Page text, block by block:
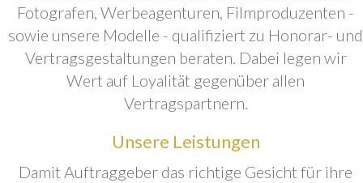
Fotografen, Werbeagenturen, Filmproduzenten -
sowie unsere Modelle - qualifiziert zu Honorar- und
Vertragsgestaltungen beraten. Dabei legen wir
Wert auf Loyalität gegenüber allen
Vertragspartnern.
Unsere Leistungen
Damit Auftraggeber das richtige Gesicht für ihre